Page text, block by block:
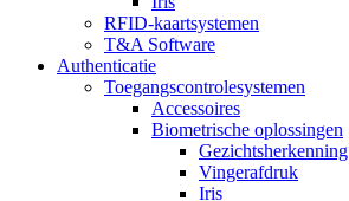
RFID-kaartsystemen
T&A Software
Authenticatie
Toegangscontrolesystemen
Accessoires
Biometrische oplossingen
Gezichtsherkenning
Vingerafdruk
Iris